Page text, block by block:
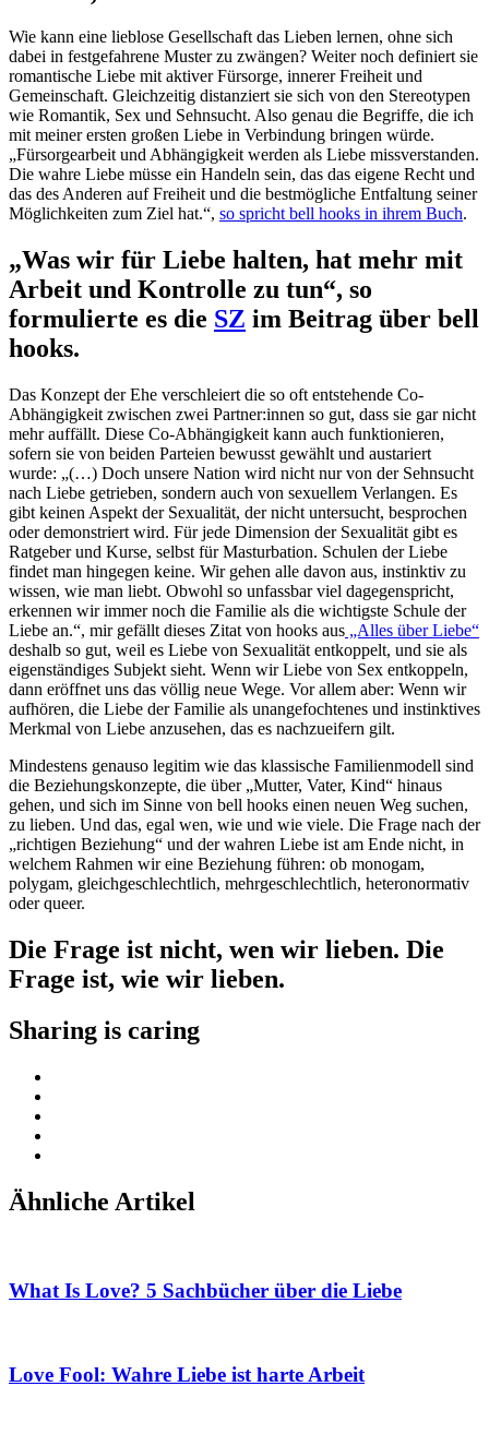
Wie kann eine lieblose Gesellschaft das Lieben lernen, ohne sich
dabei in festgefahrene Muster zu zwängen? Weiter noch definiert sie
romantische Liebe mit aktiver Fürsorge, innerer Freiheit und
Gemeinschaft. Gleichzeitig distanziert sie sich von den Stereotypen
wie Romantik, Sex und Sehnsucht. Also genau die Begriffe, die ich
mit meiner ersten großen Liebe in Verbindung bringen würde.
„Fürsorgearbeit und Abhängigkeit werden als Liebe missverstanden.
Die wahre Liebe müsse ein Handeln sein, das das eigene Recht und
das des Anderen auf Freiheit und die bestmögliche Entfaltung seiner
Möglichkeiten zum Ziel hat.“, so spricht bell hooks in ihrem Buch.
„Was wir für Liebe halten, hat mehr mit
Arbeit und Kontrolle zu tun“, so
formulierte es die SZ im Beitrag über bell
hooks.
Das Konzept der Ehe verschleiert die so oft entstehende Co-
Abhängigkeit zwischen zwei Partner:innen so gut, dass sie gar nicht
mehr auffällt. Diese Co-Abhängigkeit kann auch funktionieren,
sofern sie von beiden Parteien bewusst gewählt und austariert
wurde: „(…) Doch unsere Nation wird nicht nur von der Sehnsucht
nach Liebe getrieben, sondern auch von sexuellem Verlangen. Es
gibt keinen Aspekt der Sexualität, der nicht untersucht, besprochen
oder demonstriert wird. Für jede Dimension der Sexualität gibt es
Ratgeber und Kurse, selbst für Masturbation. Schulen der Liebe
findet man hingegen keine. Wir gehen alle davon aus, instinktiv zu
wissen, wie man liebt. Obwohl so unfassbar viel dagegenspricht,
erkennen wir immer noch die Familie als die wichtigste Schule der
Liebe an.“, mir gefällt dieses Zitat von hooks aus „Alles über Liebe“
deshalb so gut, weil es Liebe von Sexualität entkoppelt, und sie als
eigenständiges Subjekt sieht. Wenn wir Liebe von Sex entkoppeln,
dann eröffnet uns das völlig neue Wege. Vor allem aber: Wenn wir
aufhören, die Liebe der Familie als unangefochtenes und instinktives
Merkmal von Liebe anzusehen, das es nachzueifern gilt.
Mindestens genauso legitim wie das klassische Familienmodell sind
die Beziehungskonzepte, die über „Mutter, Vater, Kind“ hinaus
gehen, und sich im Sinne von bell hooks einen neuen Weg suchen,
zu lieben. Und das, egal wen, wie und wie viele. Die Frage nach der
„richtigen Beziehung“ und der wahren Liebe ist am Ende nicht, in
welchem Rahmen wir eine Beziehung führen: ob monogam,
polygam, gleichgeschlechtlich, mehrgeschlechtlich, heteronormativ
oder queer.
Die Frage ist nicht, wen wir lieben. Die
Frage ist, wie wir lieben.
Sharing is caring
Ähnliche Artikel
What Is Love? 5 Sachbücher über die Liebe
Love Fool: Wahre Liebe ist harte Arbeit